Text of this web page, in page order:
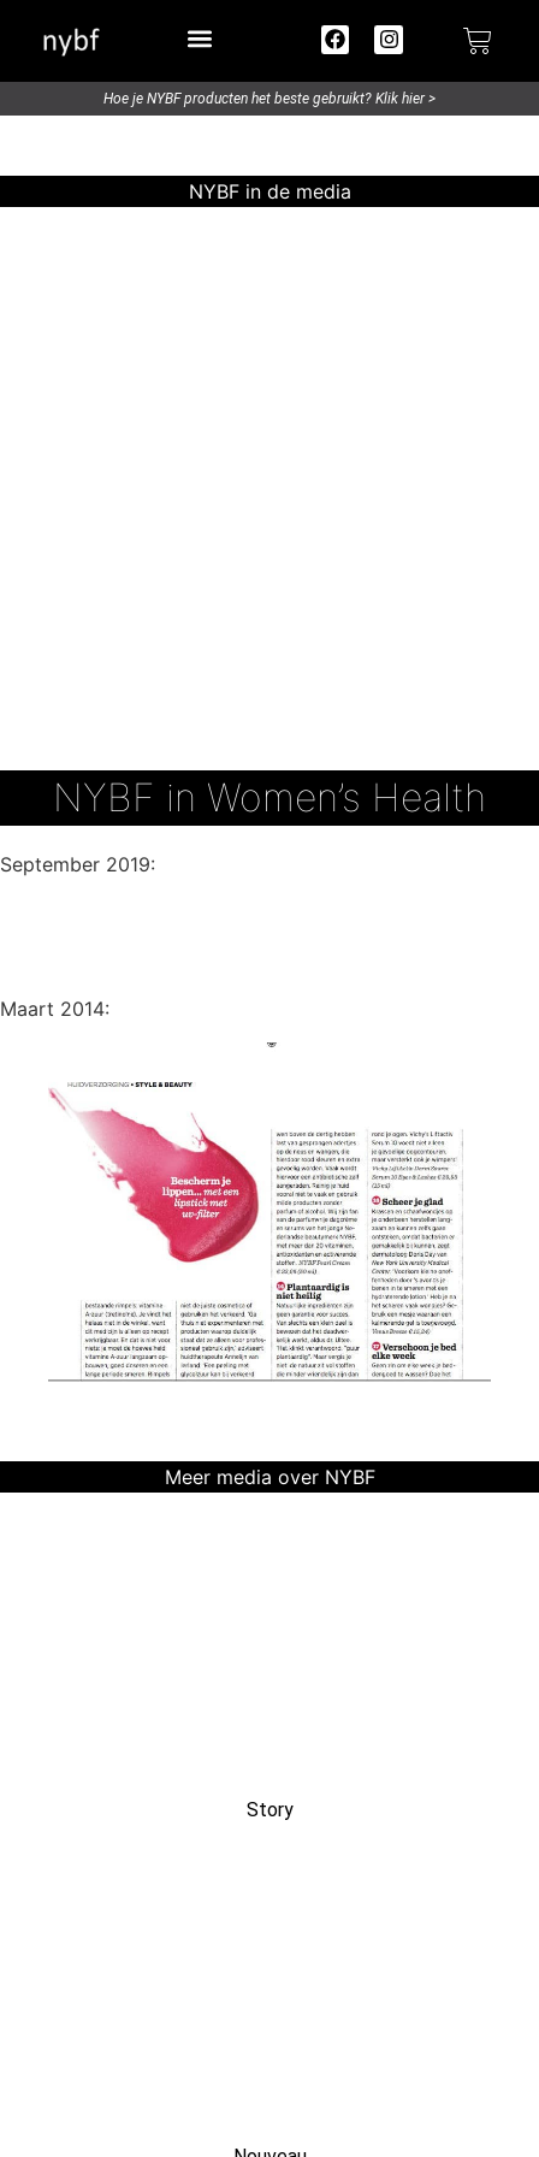
Hoe je NYBF producten het beste gebruikt? Klik hier >
NYBF in de media
NYBF in Women’s Health
September 2019:
Maart 2014:
Meer media over NYBF
Story